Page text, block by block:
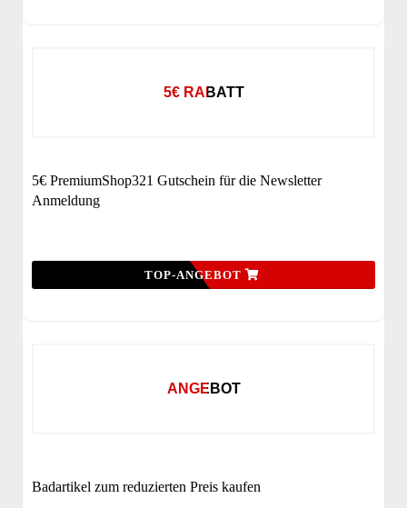
5€ RABATT
5€ PremiumShop321 Gutschein für die Newsletter
Anmeldung
TOP-ANGEBOT
ANGEBOT
Badartikel zum reduzierten Preis kaufen